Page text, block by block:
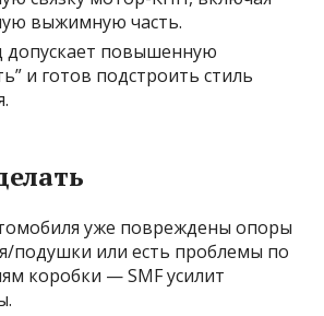
выжимную часть.
допускает повышенную
и готов подстроить стиль
уже повреждены опоры
подушки или есть проблемы по
коробки — SMF усилит